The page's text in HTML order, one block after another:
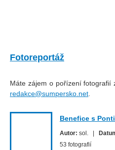
Fotoreportáž
Máte zájem o pořízení fotografií
redakce@sumpersko.net
Benefice s
Autor: sol. |
53 fotografií